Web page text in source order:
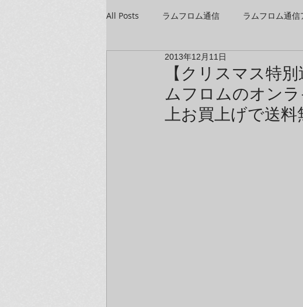
All Posts ラムフロム通信 ラムフロム通信
アーティスト＆クリエイター紹介
【クリスマス特
ムフロムのオン
上お買上げで送
2013年12月11日